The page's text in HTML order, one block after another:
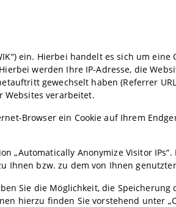
ein. Hierbei handelt es sich um
werden Ihre IP-Adresse, die
gewechselt haben (Referrer
verarbeitet.
Browser ein Cookie auf Ihrem
„Automatically Anonymize Visitor
Ihnen bzw. zu dem von Ihnen
Sie die Möglichkeit, die Speicherung
hierzu finden Sie vorstehend unter